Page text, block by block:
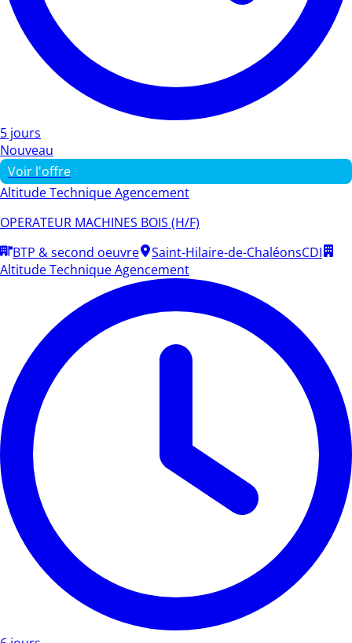
5 jours
Nouveau
Voir l'offre
Altitude Technique Agencement
OPERATEUR MACHINES BOIS (H/F)
BTP & second oeuvre
Saint-Hilaire-de-ChaléonsCDI
Altitude Technique Agencement